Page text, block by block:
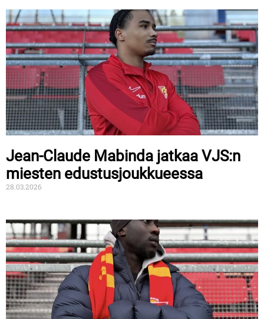
Jean-Claude Mabinda jatkaa VJS:n
miesten edustusjoukkueessa
28.03.2026